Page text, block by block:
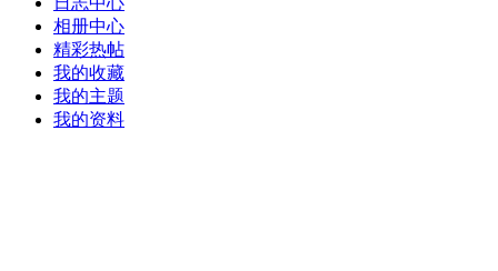
相册中心
精彩热帖
我的收藏
我的主题
我的资料